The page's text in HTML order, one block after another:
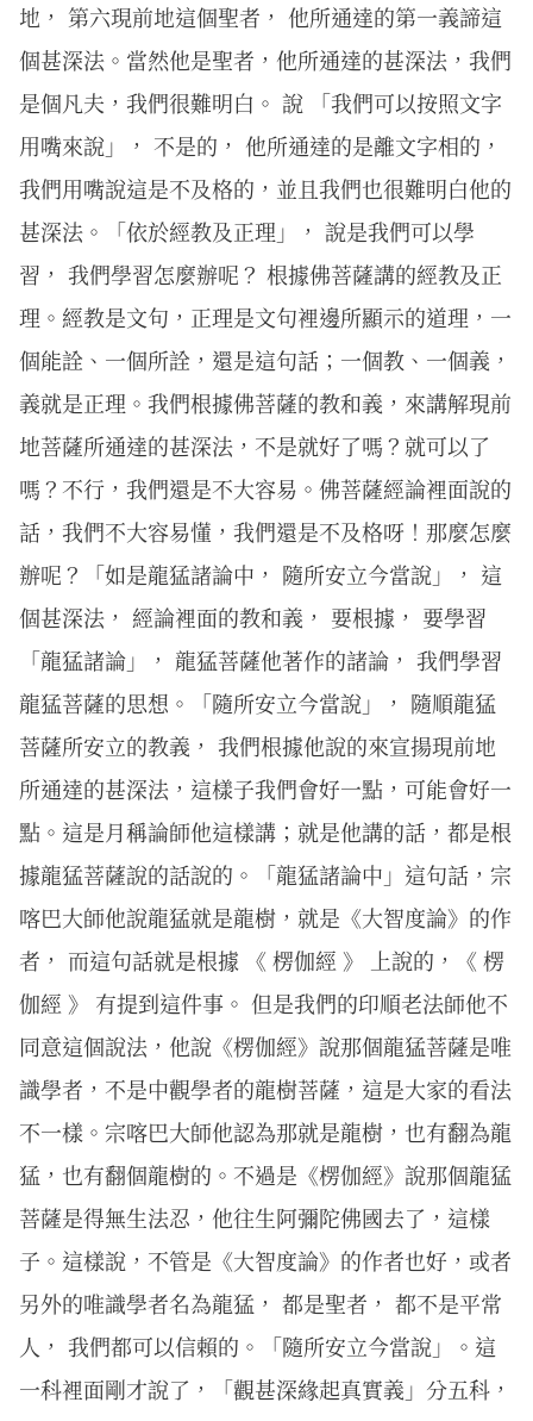
地， 第六現前地這個聖者， 他所通達的第一義諦這
個甚深法。當然他是聖者，他所通達的甚深法，我們
是個凡夫，我們很難明白。 說 「我們可以按照文字
用嘴來說」， 不是的， 他所通達的是離文字相的，
我們用嘴說這是不及格的，並且我們也很難明白他的
甚深法。「依於經教及正理」， 說是我們可以學
習， 我們學習怎麼辦呢？ 根據佛菩薩講的經教及正
理。經教是文句，正理是文句裡邊所顯示的道理，一
個能詮、一個所詮，還是這句話；一個教、一個義，
義就是正理。我們根據佛菩薩的教和義，來講解現前
地菩薩所通達的甚深法，不是就好了嗎？就可以了
嗎？不行，我們還是不大容易。佛菩薩經論裡面說的
話，我們不大容易懂，我們還是不及格呀！那麼怎麼
辦呢？「如是龍猛諸論中， 隨所安立今當說」， 這
個甚深法， 經論裡面的教和義， 要根據， 要學習
「龍猛諸論」， 龍猛菩薩他著作的諸論， 我們學習
龍猛菩薩的思想。「隨所安立今當說」， 隨順龍猛
菩薩所安立的教義， 我們根據他說的來宣揚現前地
所通達的甚深法，這樣子我們會好一點，可能會好一
點。這是月稱論師他這樣講；就是他講的話，都是根
據龍猛菩薩說的話說的。「龍猛諸論中」這句話，宗
喀巴大師他說龍猛就是龍樹，就是《大智度論》的作
者， 而這句話就是根據 《 楞伽經 》 上說的，《 楞
伽經 》 有提到這件事。 但是我們的印順老法師他不
同意這個說法，他說《楞伽經》說那個龍猛菩薩是唯
識學者，不是中觀學者的龍樹菩薩，這是大家的看法
不一樣。宗喀巴大師他認為那就是龍樹，也有翻為龍
猛，也有翻個龍樹的。不過是《楞伽經》說那個龍猛
菩薩是得無生法忍，他往生阿彌陀佛國去了，這樣
子。這樣說，不管是《大智度論》的作者也好，或者
另外的唯識學者名為龍猛， 都是聖者， 都不是平常
人， 我們都可以信賴的。「隨所安立今當說」。這
一科裡面剛才說了，「觀甚深緣起真實義」分五科，